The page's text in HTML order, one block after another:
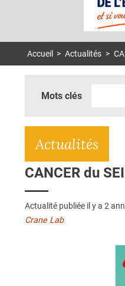
Accueil > Actualités >
Mots clés
Actualités
CANCER du
Actualité publiée il y a 2
Crane Lab